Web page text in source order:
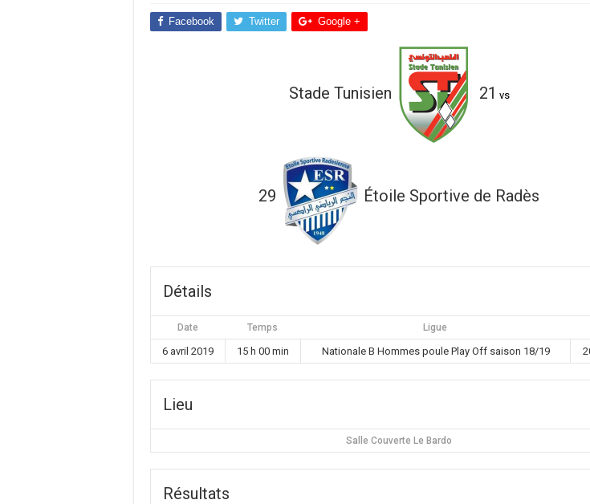
Facebook Twitter Google +
Stade Tunisien 21 vs
29 Étoile Sportive de Radès
Détails
Date Temps Ligue
6 avril 2019 15 h 00 min Nationale B Hommes poule Play Off saison 18/19
Lieu
Salle Couverte Le Bardo
Résultats